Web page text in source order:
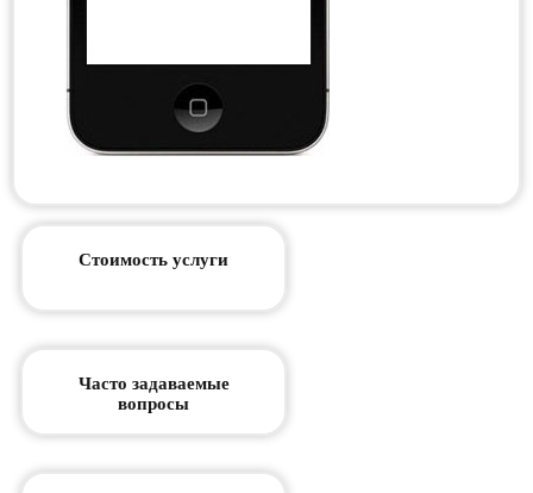
Стоимость услуги
Часто задаваемые
вопросы